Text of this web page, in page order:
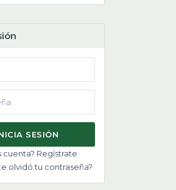
SESIÓN
cuenta? Regístrate
olvidó tu contraseña?